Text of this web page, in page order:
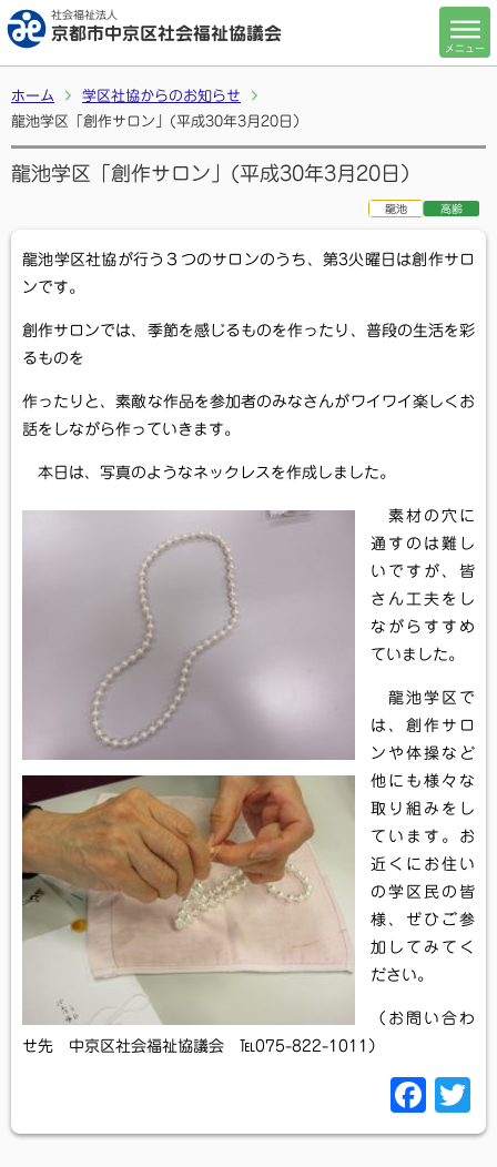
社会福祉法人
京都市中京区社会福祉協議会
メニュー
ホーム
学区社協からのお知らせ
龍池学区「創作サロン」(平成30年3月20日）
龍池学区「創作サロン」(平成30年3月20日）
龍池 高齢
龍池学区社協が行う３つのサロンのうち、第3火曜日は創作サロ
ンです。
創作サロンでは、季節を感じるものを作ったり、普段の生活を彩
るものを
作ったりと、素敵な作品を参加者のみなさんがワイワイ楽しくお
話をしながら作っていきます。
本日は、写真のようなネックレスを作成しました。
素材の穴に
通すのは難し
いですが、皆
さん工夫をし
ながらすすめ
ていました。
龍池学区で
は、創作サロ
ンや体操など
他にも様々な
取り組みをし
ています。お
近くにお住い
の学区民の皆
様、ぜひご参
加してみてく
ださい。
（お問い合わ
せ先 中京区社会福祉協議会 ℡075-822-1011）
F
a